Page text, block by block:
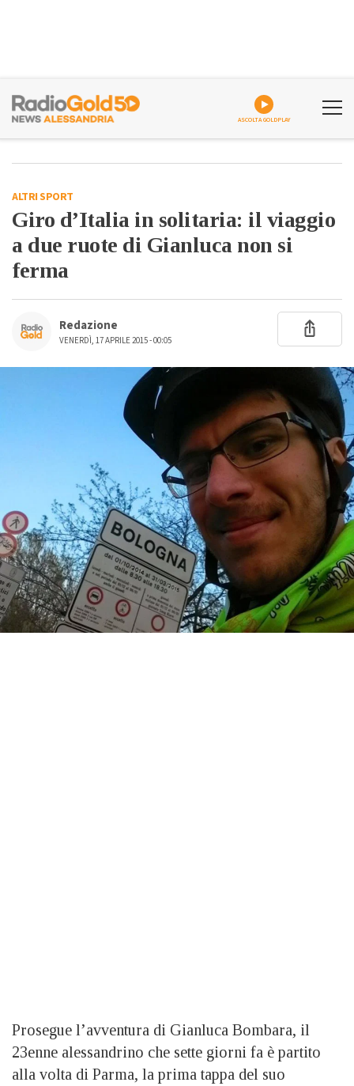
ASCOLTA GOLDPLAY
ALTRI SPORT
Giro d’Italia in solitaria: il viaggio
a due ruote di Gianluca non si
ferma
Redazione
VENERDÌ, 17 APRILE 2015 - 00:05
Prosegue l’avventura di Gianluca Bombara, il
23enne alessandrino che sette giorni fa è partito
alla volta di Parma, la prima tappa del suo